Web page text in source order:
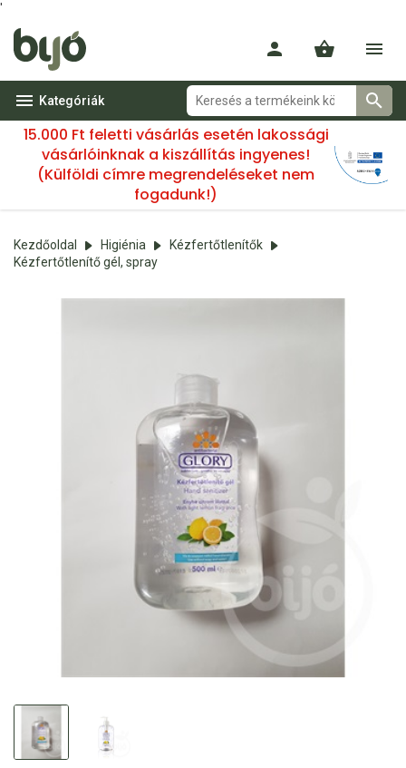
'
Kategóriák
15.000 Ft feletti vásárlás esetén lakossági
vásárlóinknak a kiszállítás ingyenes!
(Külföldi címre megrendeléseket nem
fogadunk!)
Kezdőoldal Higiénia
Kézfertőtlenítők
Kézfertőtlenítő gél, spray